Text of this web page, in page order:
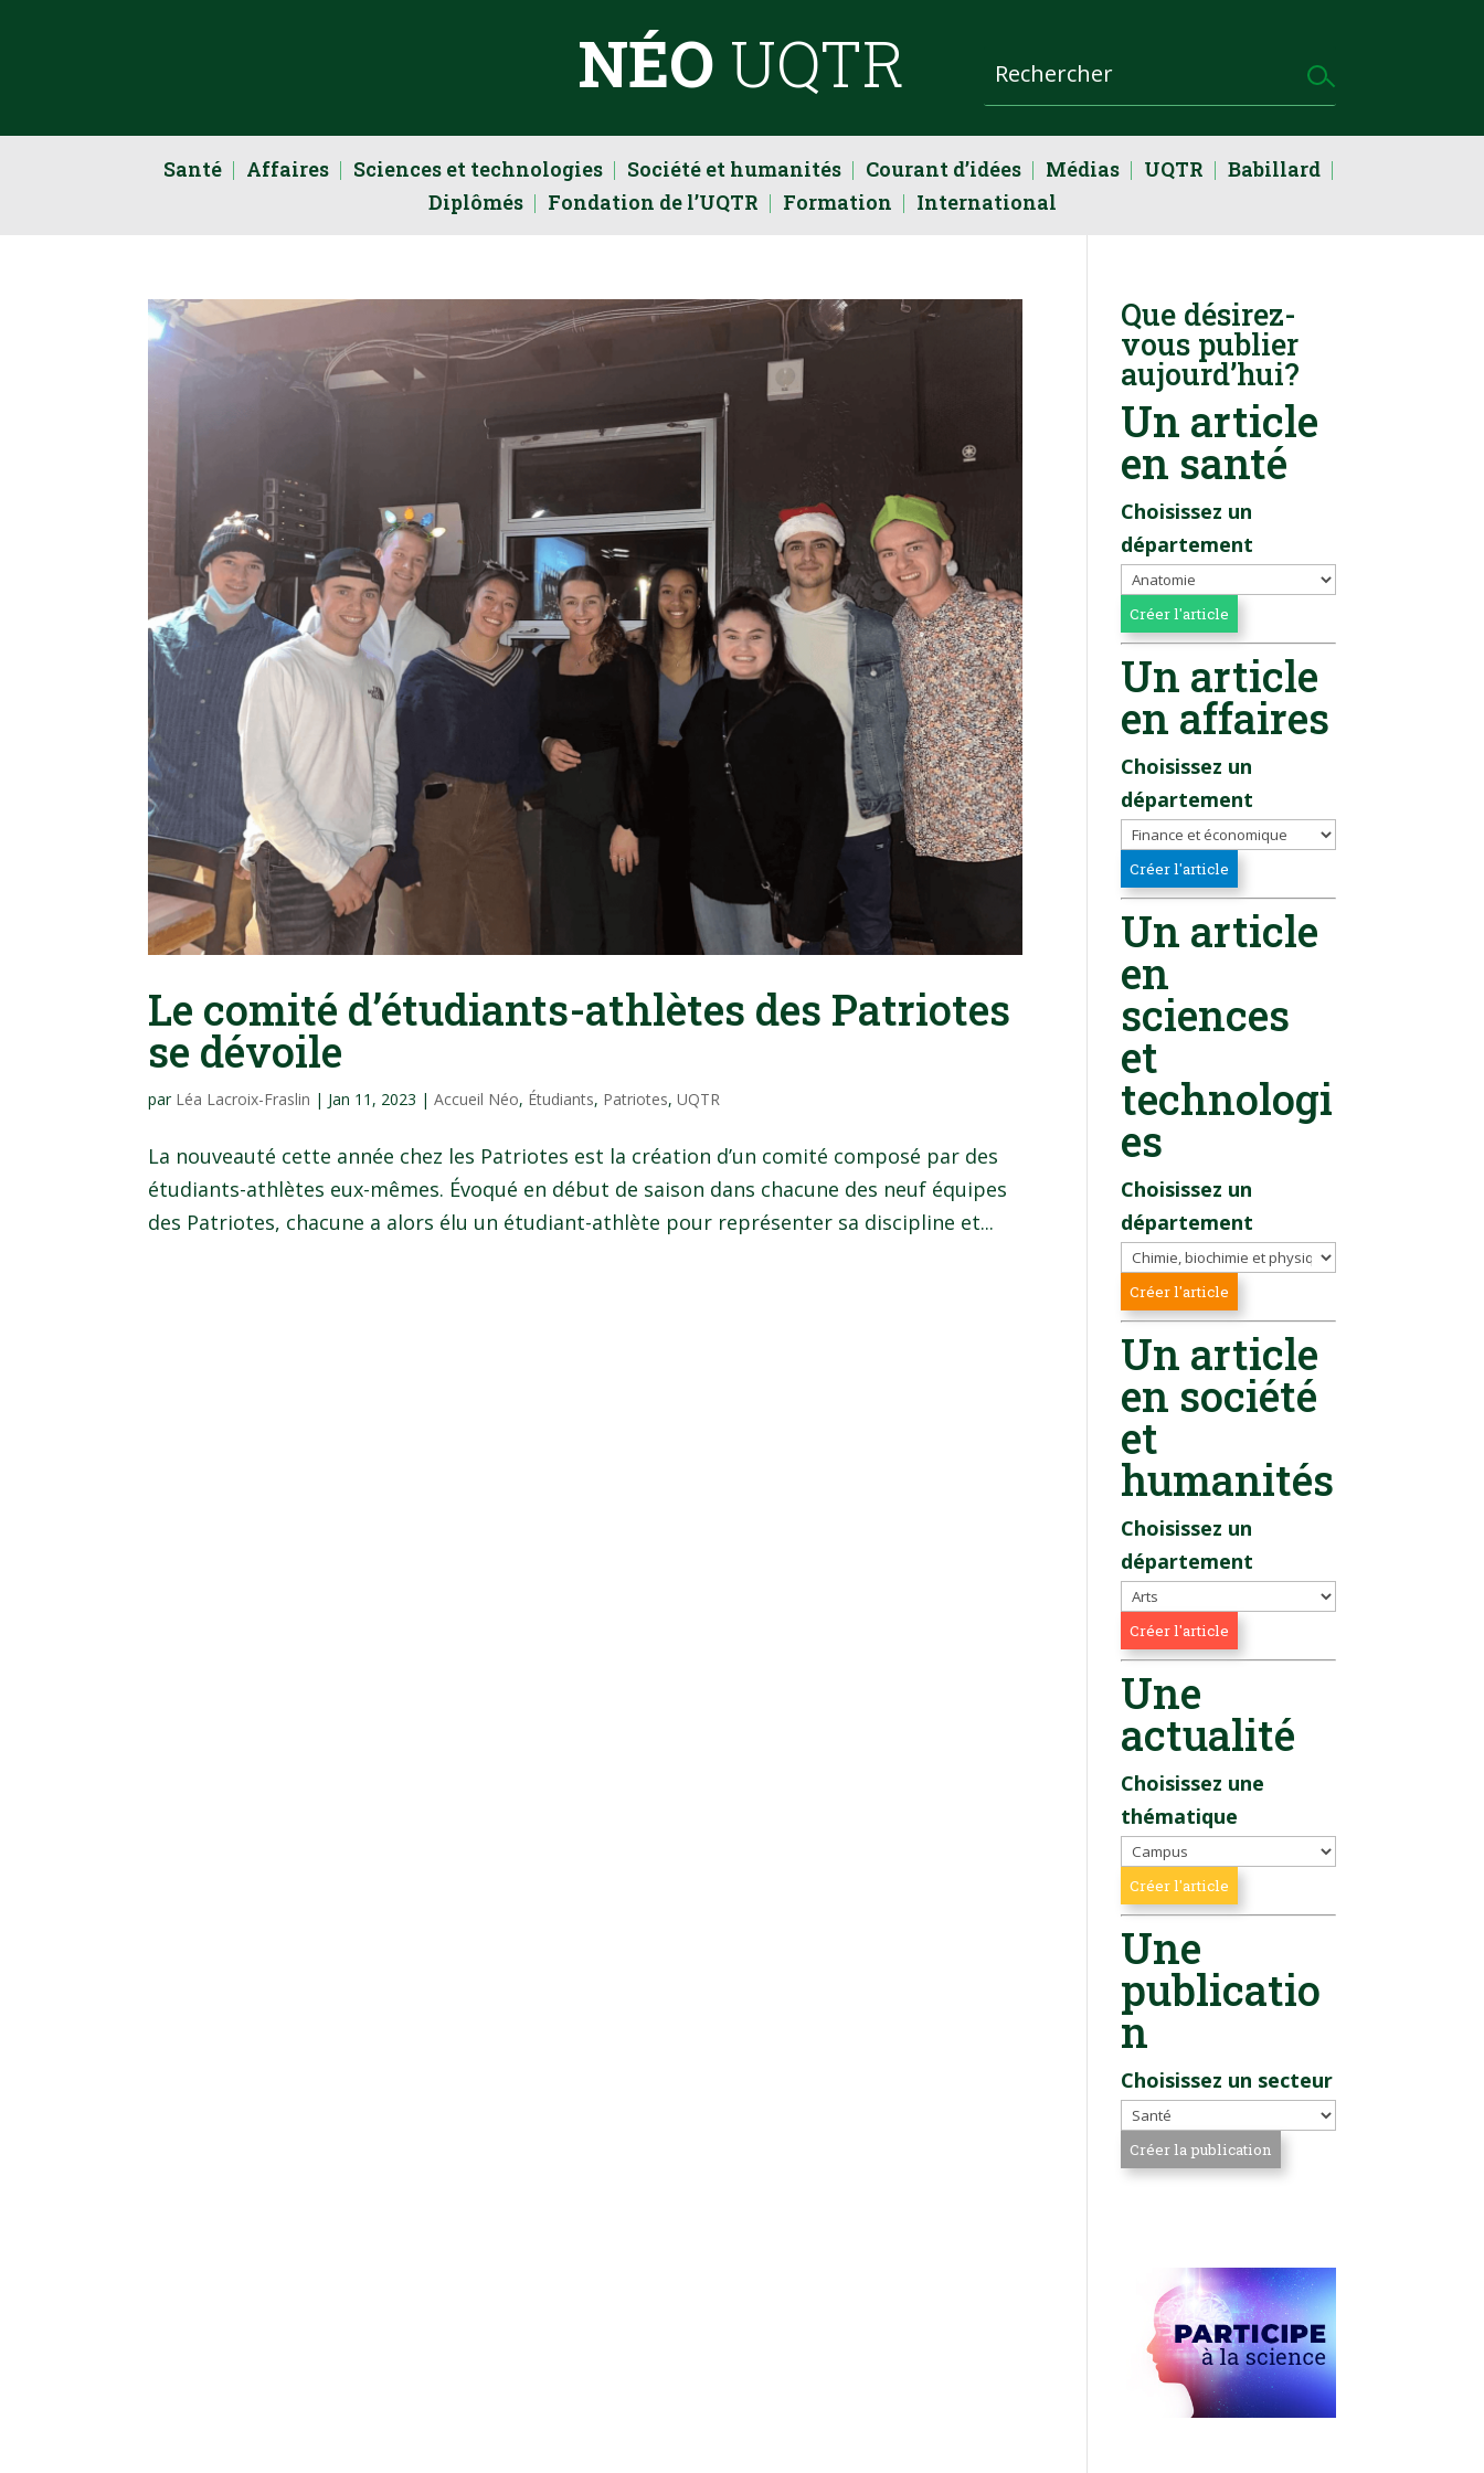
NÉO UQTR
Santé Affaires Sciences et technologies Société et humanités Courant d’idées Médias UQTR
Babillard
Diplômés
Fondation de l’UQTR Formation International
Le comité d’étudiants-athlètes des Patriotes
se dévoile
par Léa Lacroix-Fraslin | Jan 11, 2023 |Accueil Néo, Étudiants, Patriotes,UQTR
La nouveauté cette année chez les Patriotes est la création d’un comité composé par des
étudiants-athlètes eux-mêmes. Évoqué en début de saison dans chacune des neuf équipes
des Patriotes, chacune a alors élu un étudiant-athlète pour représenter sa discipline et...
Que désirez-
vous publier
aujourd’hui?
Un article
en santé
Choisissez un
département
Un article
en affaires
Choisissez un
département
Un article
en
sciences
et
technologi
es
Choisissez un
département
Un article
en société
et
humanités
Choisissez un
département
Une
actualité
Choisissez une
thématique
Une
publicatio
n
Choisissez un secteur